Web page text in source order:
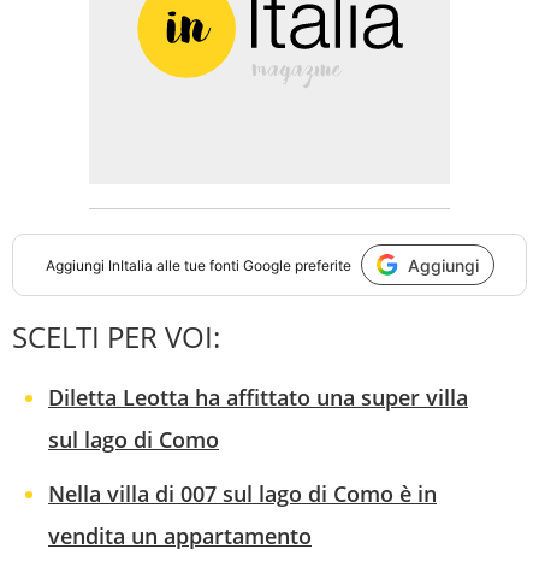
Aggiungi InItalia alle tue fonti Google preferite Aggiungi
SCELTI PER VOI:
Diletta Leotta ha affittato una super villa
sul lago di Como
Nella villa di 007 sul lago di Como è in
vendita un appartamento